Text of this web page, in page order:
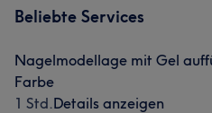
Beliebte Services
Nagelmodellage mit Gel
Farbe
1 Std.Details anzeigen